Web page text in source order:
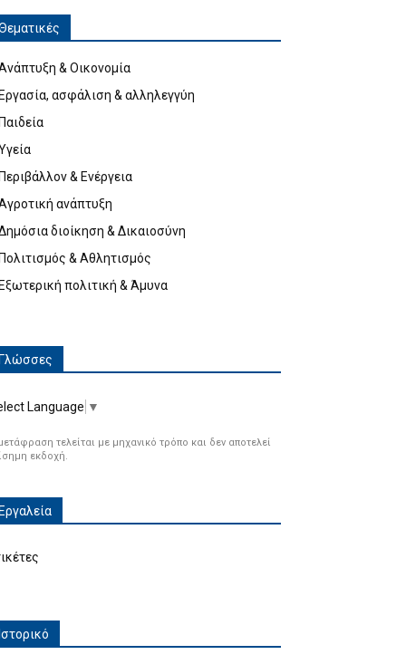
& Οικονομία
Εργασία, ασφάλιση & αλληλεγγύη
Παιδεία
Περιβάλλον & Ενέργεια
ανάπτυξη
διοίκηση & Δικαιοσύνη
Πολιτισμός & Αθλητισμός
Εξωτερική πολιτική & Άμυνα
Γλώσσες
Language ▼
τελείται με μηχανικό τρόπο και δεν αποτελεί
εκδοχή.
Εργαλεία
Ιστορικό